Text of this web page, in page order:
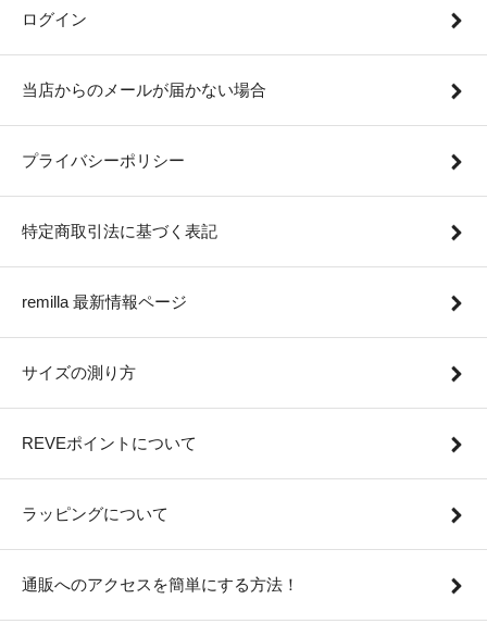
ログイン
当店からのメールが届かない場合
プライバシーポリシー
特定商取引法に基づく表記
remilla 最新情報ページ
サイズの測り方
REVEポイントについて
ラッピングについて
通販へのアクセスを簡単にする方法！